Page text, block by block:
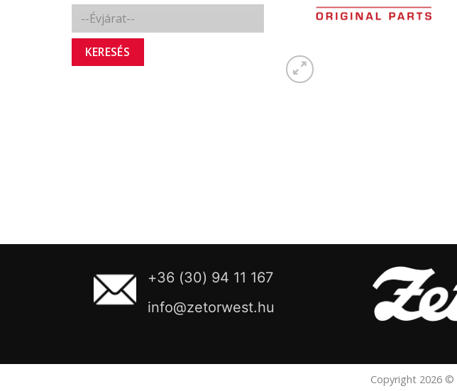
KERESÉS
+36 (30) 94 11 167
info@zetorwest.hu
Copyright 2026 ©